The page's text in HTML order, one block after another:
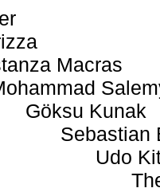
Macras
Göksu Kunak
Sebastian
Udo